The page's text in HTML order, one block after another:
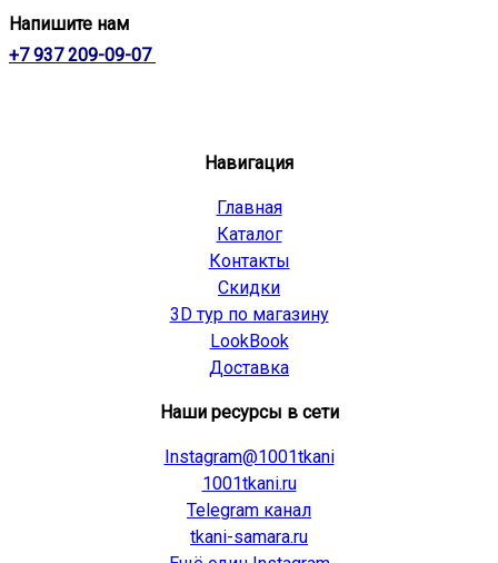
Напишите нам
+7 937 209-09-07
Навигация
Главная
Каталог
Контакты
Скидки
3D тур по магазину
LookBook
Доставка
Наши ресурсы в сети
Instagram@1001tkani
1001tkani.ru
Telegram канал
tkani-samara.ru